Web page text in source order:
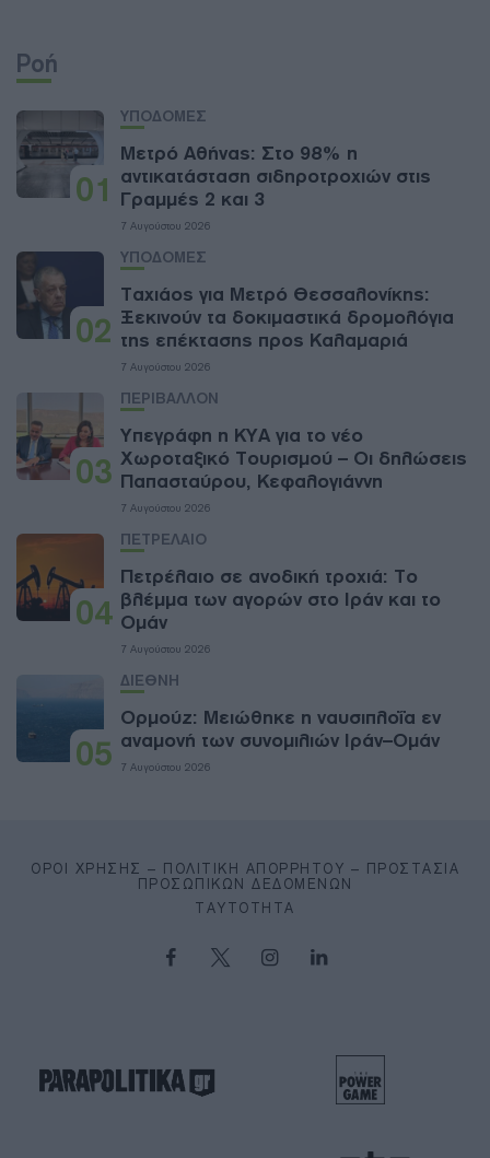
Ροή
01
ΥΠΟΔΟΜΕΣ
Μετρό Αθήνας: Στο 98% η
αντικατάσταση σιδηροτροχιών στις
Γραμμές 2 και 3
7 Αυγούστου 2026
02
ΥΠΟΔΟΜΕΣ
Ταχιάος για Μετρό Θεσσαλονίκης:
Ξεκινούν τα δοκιμαστικά δρομολόγια
της επέκτασης προς Καλαμαριά
7 Αυγούστου 2026
03
ΠΕΡΙΒΑΛΛΟΝ
Υπεγράφη η ΚΥΑ για το νέο
Χωροταξικό Τουρισμού – Οι δηλώσεις
Παπασταύρου, Κεφαλογιάννη
7 Αυγούστου 2026
04
ΠΕΤΡΕΛΑΙΟ
Πετρέλαιο σε ανοδική τροχιά: Το
βλέμμα των αγορών στο Ιράν και το
Ομάν
7 Αυγούστου 2026
05
ΔΙΕΘΝΗ
Ορμούζ: Μειώθηκε η ναυσιπλοΐα εν
αναμονή των συνομιλιών Ιράν–Ομάν
7 Αυγούστου 2026
ΌΡΟΙ ΧΡΉΣΗΣ – ΠΟΛΙΤΙΚΉ ΑΠΟΡΡΉΤΟΥ – ΠΡΟΣΤΑΣΊΑ
ΠΡΟΣΩΠΙΚΏΝ ΔΕΔΟΜΈΝΩΝ
ΤΑΥΤΌΤΗΤΑ